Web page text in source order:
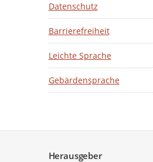
Datenschutz
Barrierefreiheit
Leichte Sprache
Gebärdensprache
Herausgeber